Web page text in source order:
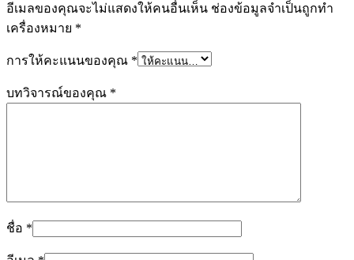
อีเมลของคุณจะไม่แสดงให้คนอื่นเห็น ช่องข้อมูลจำเป็นถูกทำ
เครื่องหมาย *
การให้คะแนนของคุณ *
บทวิจารณ์ของคุณ *
ชื่อ *